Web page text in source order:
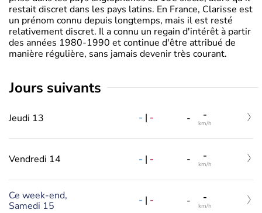
restait discret dans les pays latins. En France, Clarisse est
un prénom connu depuis longtemps, mais il est resté
relativement discret. Il a connu un regain d'intérêt à partir
des années 1980-1990 et continue d'être attribué de
manière régulière, sans jamais devenir très courant.
jours suivants
Jeudi 13 - | - - -
km/h
Vendredi 14 - | - - -
km/h
Ce week-end,
Samedi 15
- | - - -
km/h